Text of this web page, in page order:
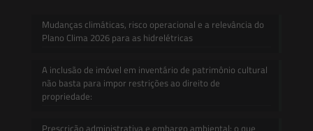
Mudanças climáticas, risco operacional e a relevância do
Plano Clima 2026 para as hidrelétricas
A inclusão de imóvel em inventário de patrimônio cultural
não basta para impor restrições ao direito de
propriedade:
Prescrição administrativa e embargo ambiental: o que